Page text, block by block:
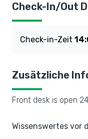
Check-In/Out
Check-in-Zeit
Zusätzliche
Front desk is open
Wissenswertes vor